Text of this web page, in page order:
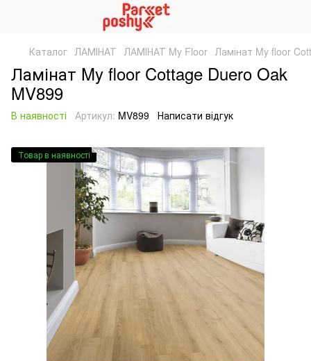
Каталог ЛАМІНАТ ЛАМІНАТ My Floor Ламінат My floor
Ламінат My floor Cottage Duero Oak
MV899
В наявності Артикул: MV899 Написати відгук
Товар в наявності